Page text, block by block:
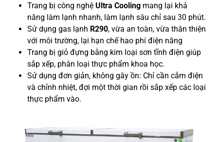
Trang bị công nghệ Ultra Cooling mang lại khả
năng làm lạnh nhanh, làm lạnh sâu chỉ sau 30 phút.
Sử dụng gas lạnh R290, vừa an toàn, vừa thân thiện
với môi trường, lại hạn chế hao phí điện năng
Trang bị giỏ đựng bằng kim loại sơn tĩnh điện giúp
sắp xếp, phân loại thực phẩm khoa học.
Sử dụng đơn giản, không gây ồn: Chỉ cần cắm điện
và chỉnh nhiệt, đợi một thời gian rồi sắp xếp các loại
thực phẩm vào.